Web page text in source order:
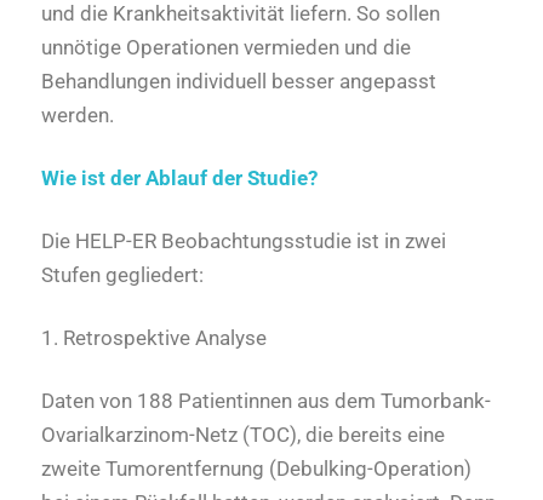
und die Krankheitsaktivität liefern. So sollen
unnötige Operationen vermieden und die
Behandlungen individuell besser angepasst
werden.
Wie ist der Ablauf der Studie?
Die HELP-ER Beobachtungsstudie ist in zwei
Stufen gegliedert:
1. Retrospektive Analyse
Daten von 188 Patientinnen aus dem Tumorbank-
Ovarialkarzinom-Netz (TOC), die bereits eine
zweite Tumorentfernung (Debulking-Operation)